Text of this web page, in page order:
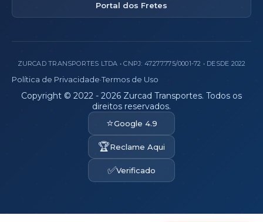
Portal dos Fretes
ZURCAD TRANSPORTES LTDA • CNPJ: 47.277.775/0001-72 • DESDE 2022
Política de Privacidade·Termos de Uso
Copyright © 2022 - 2026 Zurcad Transportes. Todos os
direitos reservados.
⭐Google 4.9
🏆Reclame Aqui
✅Verificado